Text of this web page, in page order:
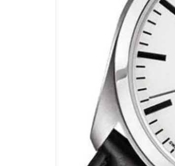
福州市鼓楼区五四路
成都市锦江区人民东
重庆市江北区观音桥
长沙市芙蓉区定王台
郑州市二七区铭功路
太原市迎泽区解放路
沈阳市沈河区中街路
沈阳市沈河区中街路
乌鲁木齐市天山区红山
温州市鹿城区锦绣路
哈尔滨市道里区友谊西
大连市中山区人民路15